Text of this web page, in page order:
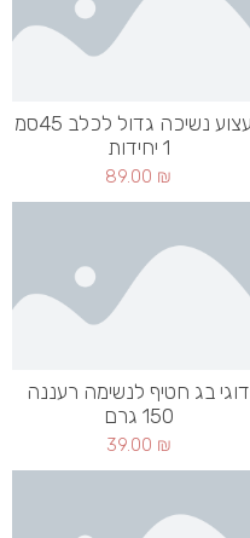
צעצוע נשיכה גדול לכלב 45סמ
1 יחידות
89.00 ₪
דוגי בג חטיף לנשימה רעננה
150 גרם
39.00 ₪